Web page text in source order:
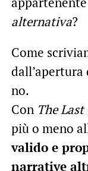
alternativa?
Come
no.
Con The
più o meno
valido e
narrative